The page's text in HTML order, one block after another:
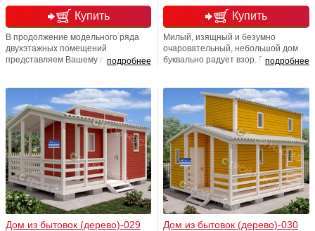
Купить
подробнее
В продолжение модельного ряда
двухэтажных помещений
представляем Вашему вниманию
иная, лестничный марш также
подвергся изменениям.
Напоминаем Вам, что можно
заказать любые размеры .
Купить
подробнее
Милый, изящный и безумно
очаровательный, небольшой дом
буквально радует взор. Впрочем,
перспективой комфортного
проживания в нём. Несмотря на
свою кажущуюся миниатюрность,
данный проект весьма вместителен
20м2.
Дом из бытовок (дерево)-029
Дом из бытовок (дерево)-030